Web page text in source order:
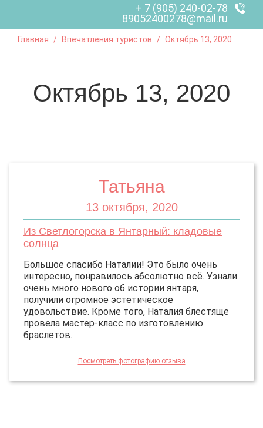
+ 7 (905) 240-02-78
89052400278@mail.ru
Главная Впечатления туристов Октябрь 13, 2020
Октябрь 13, 2020
Татьяна
13 октября, 2020
Из Светлогорска в Янтарный: кладовые
солнца
Большое спасибо Наталии! Это было очень
интересно, понравилось абсолютно всё. Узнали
очень много нового об истории янтаря,
получили огромное эстетическое
удовольствие. Кроме того, Наталия блестяще
провела мастер-класс по изготовлению
браслетов.
Посмотреть фотографию отзыва